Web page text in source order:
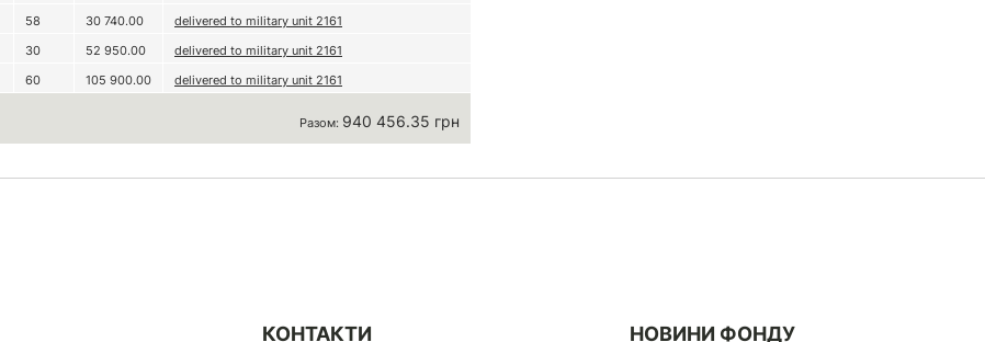
58 30 740.00
delivered to military unit 2161
30 52 950.00
delivered to military unit 2161
60 105 900.00 delivered to military unit 2161
Разом: 940 456.35 грн
КОНТАКТИ НОВИНИ ФОНДУ